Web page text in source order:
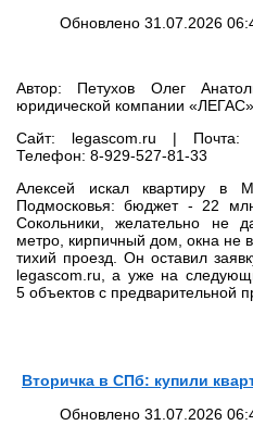
Обновлено 31.07.2026
Автор: Петухов Олег
юридической компании «ЛЕГАС»
Сайт: legascom.ru | Почта:
Телефон: 8‑929‑527‑81‑33
Алексей искал квартиру в
Подмосковья: бюджет - 22
Сокольники, желательно не
метро, кирпичный дом, окна не
тихий проезд. Он оставил
legascom.ru, а уже на
5 объектов с предварительной
Вторичка в СПб: купили
Обновлено 31.07.2026